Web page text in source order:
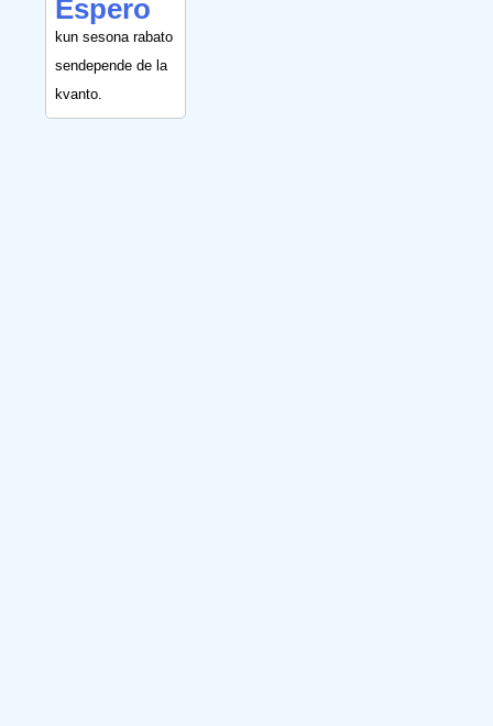
Espero
kun sesona rabato
sendepende de la
kvanto.